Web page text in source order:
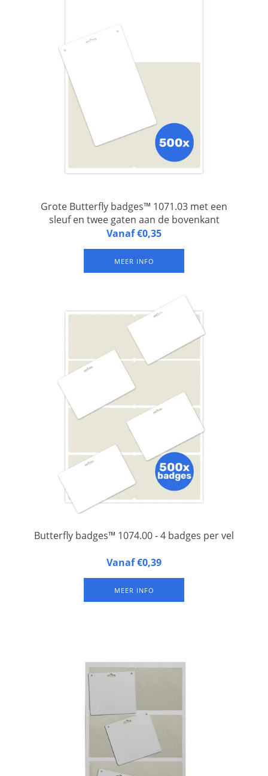
Grote Butterfly badges™ 1071.03 met een
sleuf en twee gaten aan de bovenkant
Butterfly badges™ 1071.03 zijn naambadges van gelamineerd
Vanaf €0,35
MEER INFO
Butterfly badges™ 1074.00 - 4 badges per vel
Butterfly badges™ 1074.00 zijn 4 naambadges op een A4-vel
verpakkingen van 125 vel (= 500 badges).
Vanaf €0,39
MEER INFO